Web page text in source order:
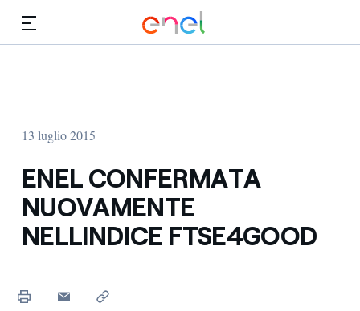
13 luglio 2015
ENEL CONFERMATA
NUOVAMENTE
NELLINDICE FTSE4GOOD